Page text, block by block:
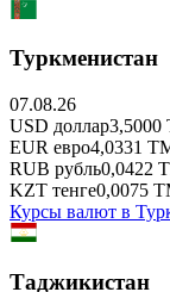
Туркменистан
07.08.26
USD доллар3,5000
EUR евро4,0331
RUB рубль0,0422
KZT тенге0,0075
Курсы валют в
Таджикистан